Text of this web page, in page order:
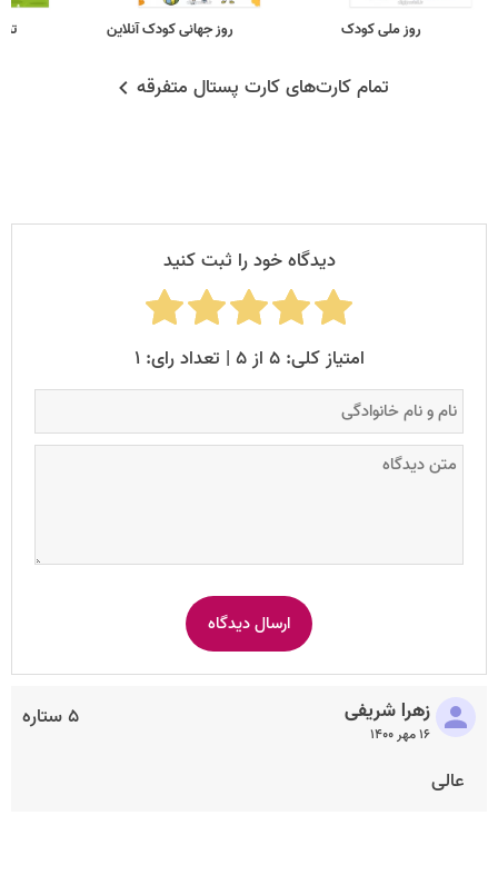
روز ملی کودک روز جهانی کودک آنلاین
تمام کارت‌های کارت پستال متفرقه
دیدگاه خود را ثبت کنید
امتیاز کلی: ۵ از ۵ | تعداد رای: ۱
۵ ستاره زهرا شریفی
۱۶ مهر ۱۴۰۰
عالی